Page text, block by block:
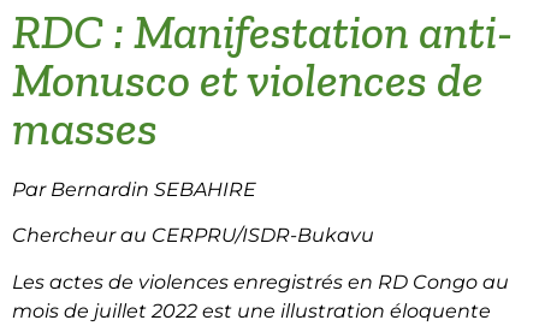
RDC : Manifestation anti-
Monusco et violences de
masses
Par Bernardin SEBAHIRE
Chercheur au CERPRU/ISDR-Bukavu
Les actes de violences enregistrés en RD Congo au
mois de juillet 2022 est une illustration éloquente